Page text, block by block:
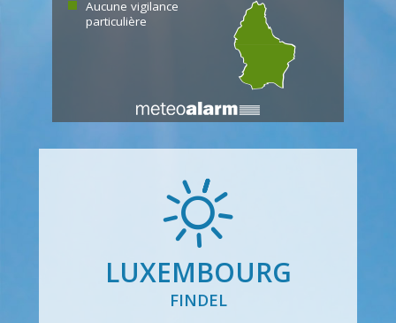
Aucune vigilance
particulière
LUXEMBOURG
FINDEL